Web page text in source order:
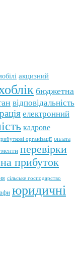
акцизний
бюджетна
відповідальність
електронний
кадрове
організації оплата
перевірки
прибуток
сільське господарство
юридичні